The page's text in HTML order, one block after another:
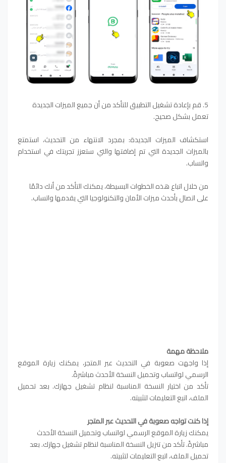
5. قم بإعادة تشغيل التطبيق للتأكد من أن جميع الميزات الجديدة
تعمل بشكل صحيح.
استكشاف الميزات الجديدة: بمجرد الانتهاء من التحديث، استمتع
بالميزات الجديدة التي تم إضافتها والتي ستعزز تجربتك في استخدام
واتساب.
من خلال اتباع هذه الخطوات البسيطة، يمكنك التأكد من أنك دائمًا
على اتصال بأحدث ميزات الأمان والتكنولوجيا التي يقدمها واتساب.
ملاحظة مهمة
إذا واجهت صعوبة في التحديث عبر المتجر، يمكنك زيارة الموقع
الرسمي لواتساب وتحميل النسخة الأحدث مباشرةً.
تأكد من اختيار النسخة المناسبة لنظام تشغيل جهازك. بعد تحميل
الملف، اتبع التعليمات لتثبيته.
إذا كنت تواجه صعوبة في التحديث عبر المتجر
يمكنك زيارة الموقع الرسمي لواتساب وتحميل النسخة الأحدث
مباشرةً. تأكد من تنزيل النسخة المناسبة لنظام تشغيل جهازك. بعد
تحميل الملف، اتبع التعليمات لتثبيته.